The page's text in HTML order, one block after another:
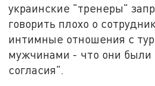
украинские "тренеры"
говорить плохо о
интимные отношения с
мужчинами - что они были
согласия".